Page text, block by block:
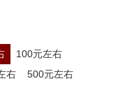
100元左右
右
500元左右